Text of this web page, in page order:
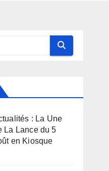
: La Une
La Lance du 5
en Kiosque